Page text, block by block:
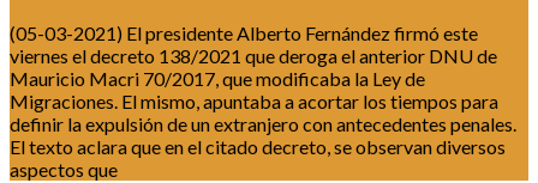
(05-03-2021) El presidente Alberto Fernández firmó este
viernes el decreto 138/2021 que deroga el anterior DNU de
Mauricio Macri 70/2017, que modificaba la Ley de
Migraciones. El mismo, apuntaba a acortar los tiempos para
definir la expulsión de un extranjero con antecedentes penales.
El texto aclara que en el citado decreto, se observan diversos
aspectos que